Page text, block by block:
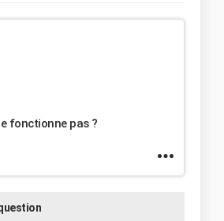
fonctionne pas ?